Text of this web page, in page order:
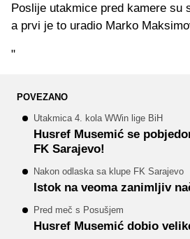
Poslije utakmice pred kamere su
a prvi je to uradio Marko
"
POVEZANO
Utakmica 4. kola WWin lige BiH
Husref Musemić se
FK Sarajevo!
Nakon odlaska sa klupe FK Sarajevo
Istok na veoma zanimljiv
Pred meč s Posušjem
Husref Musemić dobio